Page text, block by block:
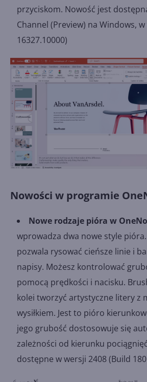
przyciskom. Nowość jest
Channel (Preview) na Windows,
16327.10000)
Nowości w programie
Nowe rodzaje pióra w
wprowadza dwa nowe style
pozwala rysować cieńsze linie i
napisy. Możesz kontrolować
pomocą prędkości i nacisku.
kolei tworzyć artystyczne litery z
wysiłkiem. Jest to pióro
jego grubość dostosowuje się
zależności od kierunku
dostępne w wersji 2408 (Build